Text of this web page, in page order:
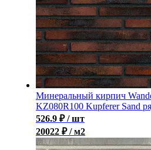
Минеральный кирпич
KZ080R100 Kupferer Sand
526.9 ₽ / шт
20022 ₽ / м2